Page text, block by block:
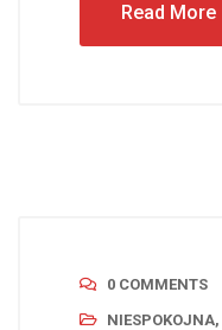
Read More
0 COMMENTS
NIESPOKOJNA,